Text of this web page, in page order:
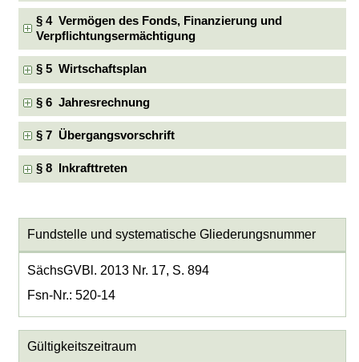
§ 4 Vermögen des Fonds, Finanzierung und
Verpflichtungsermächtigung
§ 5 Wirtschaftsplan
§ 6 Jahresrechnung
§ 7 Übergangsvorschrift
§ 8 Inkrafttreten
Fundstelle und systematische Gliederungsnummer
SächsGVBl. 2013 Nr. 17, S. 894
Fsn-Nr.: 520-14
Gültigkeitszeitraum